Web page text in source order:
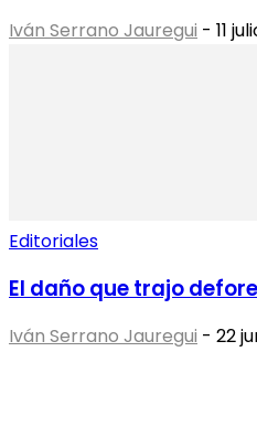
Iván Serrano Jauregui - 11
Editoriales
El daño que trajo
Iván Serrano Jauregui - 22